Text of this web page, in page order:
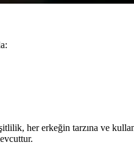
her erkeğin tarzına ve